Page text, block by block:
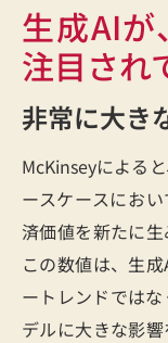
生成AIが
注目され
非常に大き
McKinseyによる
ースケースにお
済価値を新たに生
この数値は、生
ートレンドでは
デルに大きな影